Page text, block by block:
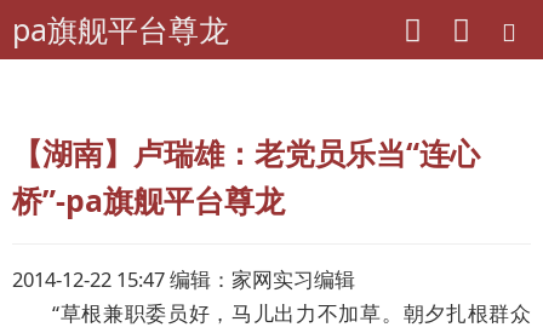
pa旗舰平台尊龙
pa旗舰平台尊龙 离退休干部工作 老干部典型
【湖南】卢瑞雄：老党员乐当“连心
桥”-pa旗舰平台尊龙
2014-12-22 15:47 编辑：家网实习编辑
“草根兼职委员好，马儿出力不加草。朝夕扎根群众